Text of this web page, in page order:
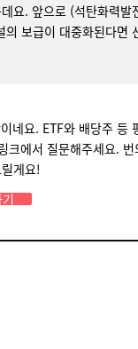
요. 앞으로 (석탄화력발
의 보급이 대중화된다면
네요. ETF와 배당주 등
크에서 질문해주세요. 번
게요!